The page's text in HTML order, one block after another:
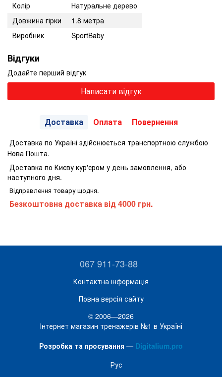
Колір
Натуральне дерево
Довжина гірки
1.8 метра
Виробник
SportBaby
Відгуки
Додайте перший відгук
Написати відгук
Доставка Оплата Повернення
Доставка по Україні здійснюється транспортною службою
Нова Пошта.
Доставка по Києву кур'єром у день замовлення, або
наступного дня.
Відправлення товару щодня.
Безкоштовна доставка від 4000 грн.
067 911-73-88
Контактна інформація
Повна версія сайту
© 2006—2026
Інтернет магазин тренажерів №1 в Україні
Розробка та просування — Digitalium.pro
Рус